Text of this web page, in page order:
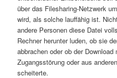
über das Filesharing-Netzwerk
wird, als solche lauffähig ist.
andere Personen diese Datei
Rechner herunter luden, ob sie
abbrachen oder ob der
Zugangsstörung oder aus
scheiterte.